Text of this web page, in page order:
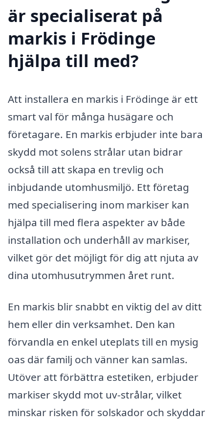
är specialiserat på
markis i Frödinge
hjälpa till med?
Att installera en markis i Frödinge är ett
smart val för många husägare och
företagare. En markis erbjuder inte bara
skydd mot solens strålar utan bidrar
också till att skapa en trevlig och
inbjudande utomhusmiljö. Ett företag
med specialisering inom markiser kan
hjälpa till med flera aspekter av både
installation och underhåll av markiser,
vilket gör det möjligt för dig att njuta av
dina utomhusutrymmen året runt.
En markis blir snabbt en viktig del av ditt
hem eller din verksamhet. Den kan
förvandla en enkel uteplats till en mysig
oas där familj och vänner kan samlas.
Utöver att förbättra estetiken, erbjuder
markiser skydd mot uv-strålar, vilket
minskar risken för solskador och skyddar